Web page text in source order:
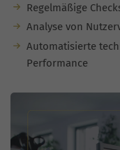
Regelmäßige
Analyse von
Automatisierte
Performance